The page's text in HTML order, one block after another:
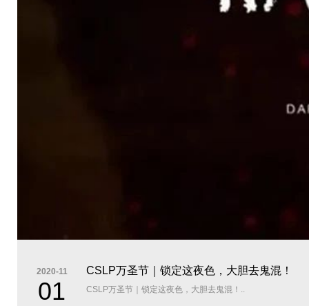
CSLP万圣节｜锁定这夜色，大胆去鬼混！
2020-11
01 CSLP万圣节｜锁定这夜色，大胆去鬼混！..